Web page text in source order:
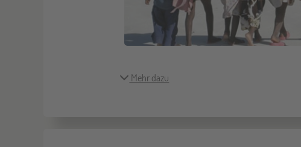
Mehr dazu